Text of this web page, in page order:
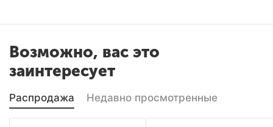
Возможно, вас это
заинтересует
Распродажа Недавно просмотренные